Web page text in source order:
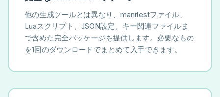
他の生成ツールとは異なり、manifestファイル、
Luaスクリプト、JSON設定、キー関連ファイルま
で含めた完全パッケージを提供します。必要なもの
を1回のダウンロードでまとめて入手できます。